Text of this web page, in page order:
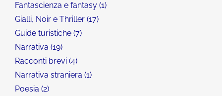
Fantascienza e fantasy 1
Gialli, Noir e Thriller 17
Guide turistiche 7
Narrativa 19
Racconti brevi 4
Narrativa straniera 1
Poesia 2